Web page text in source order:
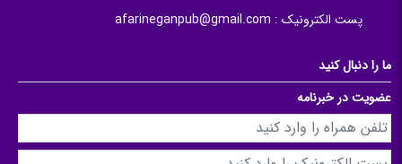
پست الکترونیک : afarineganpub@gmail.com
ما را دنبال کنید
عضویت در خبرنامه